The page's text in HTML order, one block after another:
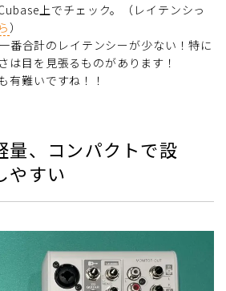
上でチェック。（レイテンシっ
）
番合計のレイテンシーが少ない！特に
は目を見張るものがあります！
有難いですね！！
、コンパクトで設
やすい